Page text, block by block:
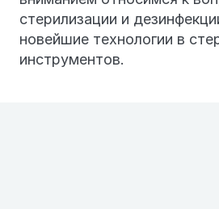
стерилизации и
новейшие технологии в
инструментов.